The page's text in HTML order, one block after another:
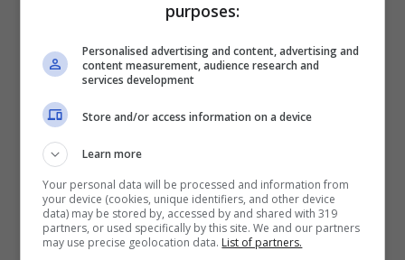
purposes:
Personalised advertising and content, advertising and
content measurement, audience research and
services development
Store and/or access information on a device
Learn more
Your personal data will be processed and information from
your device (cookies, unique identifiers, and other device
data) may be stored by, accessed by and shared with 319
partners, or used specifically by this site. We and our partners
may use precise geolocation data. List of partners.